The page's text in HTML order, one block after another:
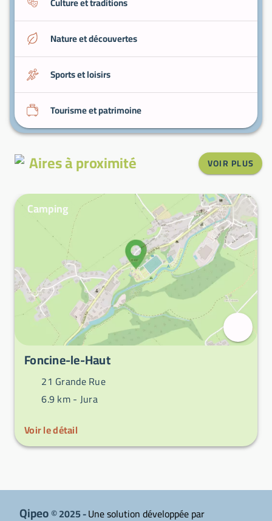
Nature et découvertes
Sports et loisirs
Tourisme et patrimoine
Aires à proximité VOIR PLUS
Camping
Foncine-le-Haut
21 Grande Rue
6.9 km - Jura
Voir le détail
Qipeo© 2025 -Une solution développée par